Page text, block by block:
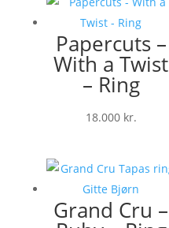
Papercuts –
With a Twist
– Ring
18.000 kr.
Grand Cru –